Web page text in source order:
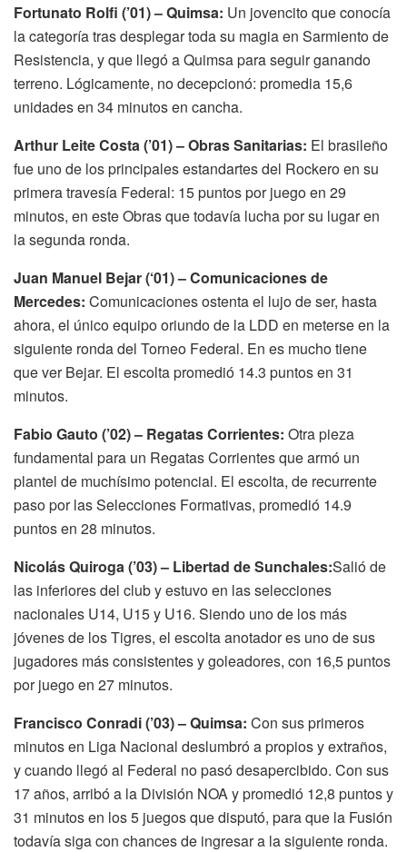
Fortunato Rolfi (’01) – Quimsa: Un jovencito que conocía
la categoría tras desplegar toda su magia en Sarmiento de
Resistencia, y que llegó a Quimsa para seguir ganando
terreno. Lógicamente, no decepcionó: promedia 15,6
unidades en 34 minutos en cancha.
Arthur Leite Costa (’01) – Obras Sanitarias: El brasileño
fue uno de los principales estandartes del Rockero en su
primera travesía Federal: 15 puntos por juego en 29
minutos, en este Obras que todavía lucha por su lugar en
la segunda ronda.
Juan Manuel Bejar (‘01) – Comunicaciones de
Mercedes: Comunicaciones ostenta el lujo de ser, hasta
ahora, el único equipo oriundo de la LDD en meterse en la
siguiente ronda del Torneo Federal. En es mucho tiene
que ver Bejar. El escolta promedió 14.3 puntos en 31
minutos.
Fabio Gauto (’02) – Regatas Corrientes: Otra pieza
fundamental para un Regatas Corrientes que armó un
plantel de muchísimo potencial. El escolta, de recurrente
paso por las Selecciones Formativas, promedió 14.9
puntos en 28 minutos.
Nicolás Quiroga (’03) – Libertad de Sunchales:Salió de
las inferiores del club y estuvo en las selecciones
nacionales U14, U15 y U16. Siendo uno de los más
jóvenes de los Tigres, el escolta anotador es uno de sus
jugadores más consistentes y goleadores, con 16,5 puntos
por juego en 27 minutos.
Francisco Conradi (’03) – Quimsa: Con sus primeros
minutos en Liga Nacional deslumbró a propios y extraños,
y cuando llegó al Federal no pasó desapercibido. Con sus
17 años, arribó a la División NOA y promedió 12,8 puntos y
31 minutos en los 5 juegos que disputó, para que la Fusión
todavía siga con chances de ingresar a la siguiente ronda.